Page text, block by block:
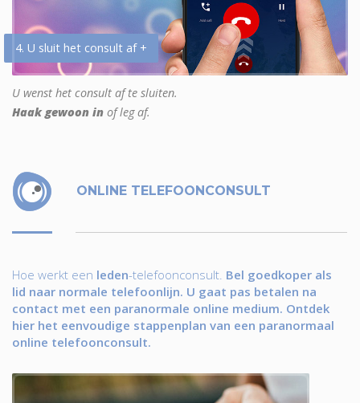
4. U sluit het consult af +
U wenst het consult af te sluiten.
Haak gewoon in of leg af.
ONLINE TELEFOONCONSULT
Hoe werkt een leden-telefoonconsult. Bel goedkoper als
lid naar normale telefoonlijn. U gaat pas betalen na
contact met een paranormale online medium. Ontdek
hier het eenvoudige stappenplan van een paranormaal
online telefoonconsult.